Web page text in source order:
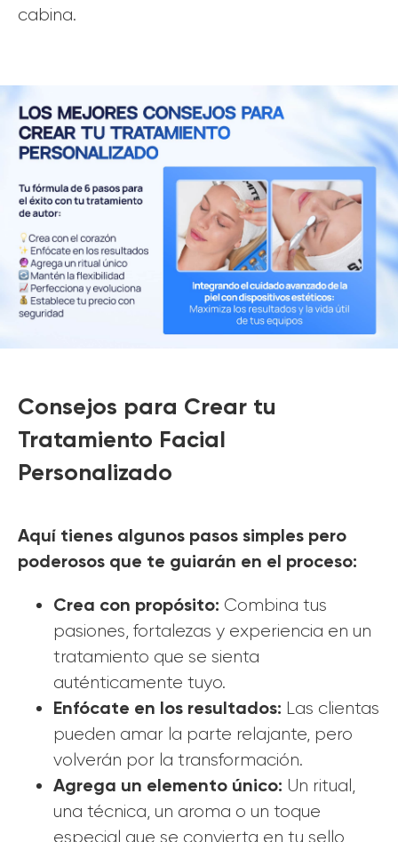
cabina.
Consejos para Crear tu
Tratamiento Facial
Personalizado
Aquí tienes algunos pasos simples pero
poderosos que te guiarán en el proceso:
Crea con propósito: Combina tus
pasiones, fortalezas y experiencia en un
tratamiento que se sienta
auténticamente tuyo.
Enfócate en los resultados: Las clientas
pueden amar la parte relajante, pero
volverán por la transformación.
Agrega un elemento único: Un ritual,
una técnica, un aroma o un toque
especial que se convierta en tu sello